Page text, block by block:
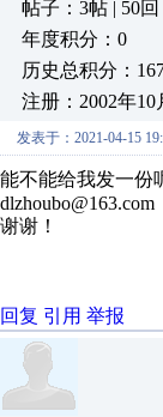
帖子：3帖 | 50回
年度积分：0
历史总积分：
注册：2002年10
发表于：2021-04-15
能不能给我发一份
dlzhoubo@163.com
谢谢！
回复 引用 举报